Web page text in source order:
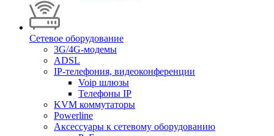
Сетевое оборудование
3G/4G-модемы
ADSL
IP-телефония, видеоконференции
Voip шлюзы
Телефоны IP
KVM коммутаторы
Powerline
Аксессуары к сетевому оборудованию